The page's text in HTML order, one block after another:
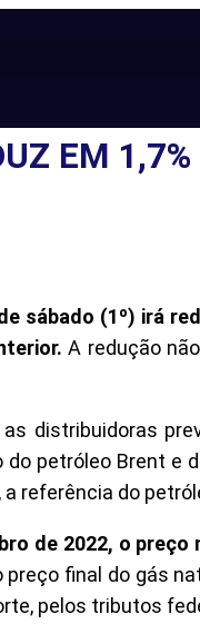
EM
sábado (1º) irá
A redução
distribuidoras
petróleo Brent e
referência do
de 2022, o preço
final do gás
pelos tributos